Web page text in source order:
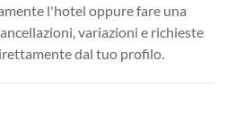
l'hotel oppure fare una
variazioni e richieste
dal tuo profilo.